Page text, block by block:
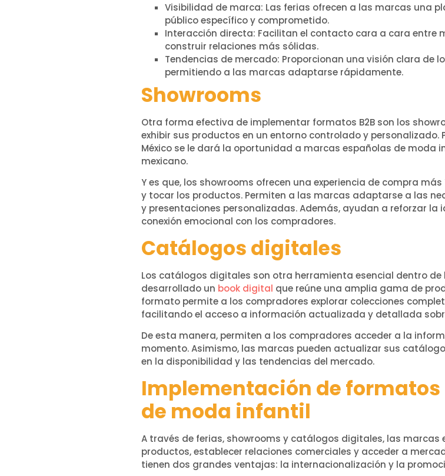
Visibilidad de marca: Las ferias ofrecen a las marcas una
público específico y comprometido.
Interacción directa: Facilitan el contacto cara a cara entre
construir relaciones más sólidas.
Tendencias de mercado: Proporcionan una visión clara de
permitiendo a las marcas adaptarse rápidamente.
Showrooms
Otra forma efectiva de implementar formatos B2B son los
exhibir sus productos en un entorno controlado y personalizado.
México se le dará la oportunidad a marcas españolas de moda
mexicano.
Y es que, los showrooms ofrecen una experiencia de compra
y tocar los productos. Permiten a las marcas adaptarse a las
y presentaciones personalizadas. Además, ayudan a reforzar
conexión emocional con los compradores.
Catálogos digitales
Los catálogos digitales son otra herramienta esencial dentro de
desarrollado un book digital que reúne una amplia gama de
formato permite a los compradores explorar colecciones
facilitando el acceso a información actualizada y detallada
De esta manera, permiten a los compradores acceder a la
momento. Asimismo, las marcas pueden actualizar sus
en la disponibilidad y las tendencias del mercado.
Implementación de formatos
de moda infantil
A través de ferias, showrooms y catálogos digitales, las marcas
productos, establecer relaciones comerciales y acceder a
tienen dos grandes ventajas: la internacionalización y la